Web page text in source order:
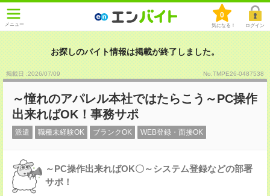
メニュー
0
気になる！ ログイン
お探しのバイト情報は掲載が終了しました。
掲載日 :2026/07/09 No.TMPE26-0487538
～憧れのアパレル本社ではたらこう～PC操作
出来ればOK！事務サポ
派遣 職種未経験OK ブランクOK WEB登録・面接OK
～PC操作出来ればOK〇～システム登録などの部署
サポ！